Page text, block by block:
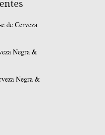
de Cerveza
Negra &
Negra &